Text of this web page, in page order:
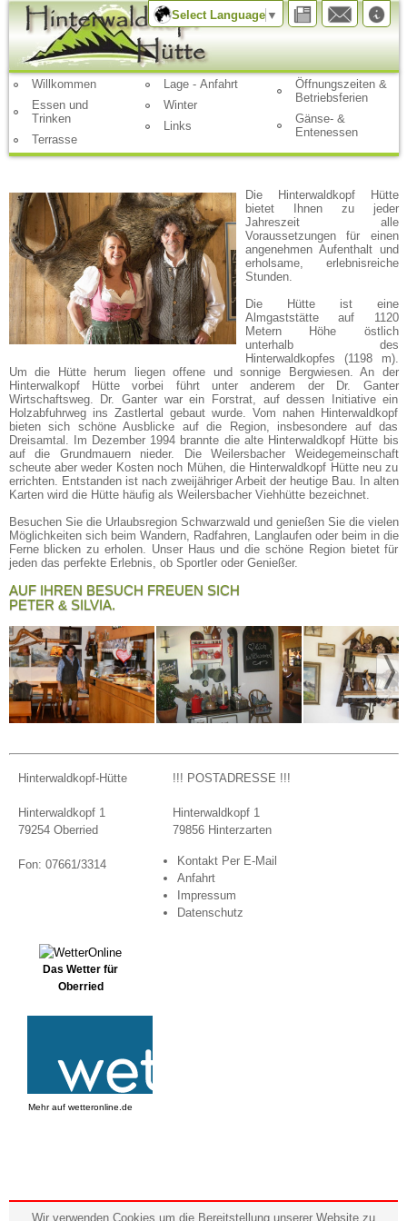
Select Language ▼
Willkommen
Essen und
Trinken
Terrasse
Lage - Anfahrt
Winter
Links
Öffnungszeiten &
Betriebsferien
Gänse- &
Entenessen
Die Hinterwaldkopf Hütte
bietet Ihnen zu jeder
Jahreszeit alle
Voraussetzungen für einen
angenehmen Aufenthalt und
erholsame, erlebnisreiche
Stunden.
Die Hütte ist eine
Almgaststätte auf 1120
Metern Höhe östlich
unterhalb des
Hinterwaldkopfes (1198 m).
Um die Hütte herum liegen offene und sonnige Bergwiesen. An der
Hinterwalkopf Hütte vorbei führt unter anderem der Dr. Ganter
Wirtschaftsweg. Dr. Ganter war ein Forstrat, auf dessen Initiative ein
Holzabfuhrweg ins Zastlertal gebaut wurde. Vom nahen Hinterwaldkopf
bieten sich schöne Ausblicke auf die Region, insbesondere auf das
Dreisamtal. Im Dezember 1994 brannte die alte Hinterwaldkopf Hütte bis
auf die Grundmauern nieder. Die Weilersbacher Weidegemeinschaft
scheute aber weder Kosten noch Mühen, die Hinterwaldkopf Hütte neu zu
errichten. Entstanden ist nach zweijähriger Arbeit der heutige Bau. In alten
Karten wird die Hütte häufig als Weilersbacher Viehhütte bezeichnet.
Besuchen Sie die Urlaubsregion Schwarzwald und genießen Sie die vielen
Möglichkeiten sich beim Wandern, Radfahren, Langlaufen oder beim in die
Ferne blicken zu erholen. Unser Haus und die schöne Region bietet für
jeden das perfekte Erlebnis, ob Sportler oder Genießer.
AUF IHREN BESUCH FREUEN SICH
PETER & SILVIA.
〈 〉
Hinterwaldkopf-Hütte
Hinterwaldkopf 1
79254 Oberried
Fon: 07661/3314
!!! POSTADRESSE !!!
Hinterwaldkopf 1
79856 Hinterzarten
Kontakt Per E-Mail
Anfahrt
Impressum
Datenschutz
Das Wetter für
Oberried
Mehr auf wetteronline.de
Wir verwenden Cookies um die Bereitstellung unserer Website zu